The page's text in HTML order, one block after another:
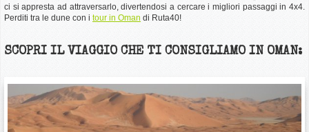
ci si appresta ad attraversarlo, divertendosi a cercare i migliori passaggi in 4x4.
Perditi tra le dune con i tour in Oman di Ruta40!
SCOPRI IL VIAGGIO CHE TI CONSIGLIAMO IN OMAN: